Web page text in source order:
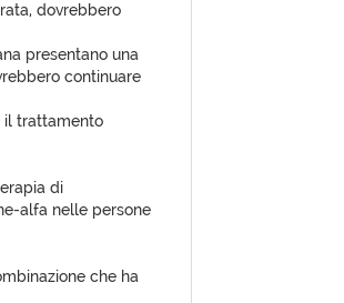
dovrebbero
presentano una
continuare
il trattamento
di
alfa nelle persone
che ha